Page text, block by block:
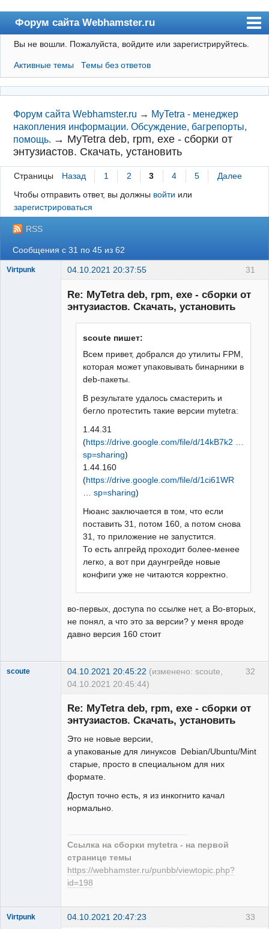
Форум сайта Webhamster.ru
Форум
Пользователи
Поиск
Регистрация
Вход
Webhamster.ru
Вы не вошли. Пожалуйста, войдите или зарегистрируйтесь.
Активные темы Темы без ответов
Форум сайта Webhamster.ru → MyTetra - менеджер
накопления информации. Обсуждение, багрепорты,
помощь. → MyTetra deb, rpm, exe - сборки от
энтузиастов. Скачать, установить
Страницы Назад 1 2 3 4 5
Далее
Чтобы отправить ответ, вы должны войти или
зарегистрироваться
RSS
Сообщения с 31 по 45 из 62
31
Virtpunk 04.10.2021 20:37:55
Re: MyTetra deb, rpm, exe - сборки от
энтузиастов. Скачать, установить
scoute пишет:
Всем привет, добрался до утилиты FPM,
которая может упаковывать бинарники в
deb-пакеты.
В результате удалось смастерить и
бегло протестить такие версии mytetra:
1.44.31
(https://drive.google.com/file/d/14kB7k2 …
sp=sharing)
1.44.160
(https://drive.google.com/file/d/1ci61WR
… sp=sharing)
Нюанс заключается в том, что если
поставить 31, потом 160, а потом снова
31, то приложение не запустится.
То есть апгрейд проходит более-менее
легко, а вот при даунгрейде новые
конфиги уже не читаются корректно.
во-первых, доступа по ссылке нет, а Во-вторых,
не понял, а что это за версии? у меня вроде
давно версия 160 стоит
32
scoute 04.10.2021 20:45:22 (изменено: scoute,
04.10.2021 20:45:44)
Re: MyTetra deb, rpm, exe - сборки от
энтузиастов. Скачать, установить
Это не новые версии,
а упакованые для линуксов Debian/Ubuntu/Mint
старые, просто в специальном для них
формате.
Доступ точно есть, я из инкогнито качал
нормально.
Ссылка на сборки mytetra - на первой
странице темы
https://webhamster.ru/punbb/viewtopic.php?
id=198
33
Virtpunk 04.10.2021 20:47:23